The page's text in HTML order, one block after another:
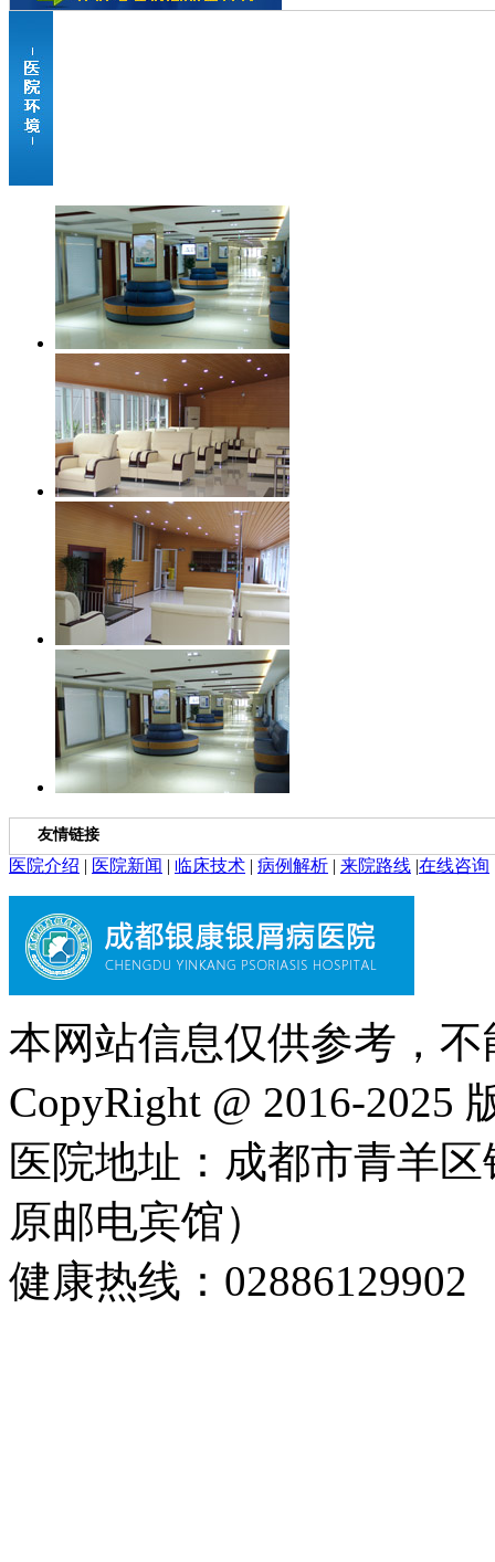
友情链接
医院介绍 | 医院新闻 | 临床技术 | 病例解析 | 来院路线 |在线咨询
本网站信息仅供参考，
CopyRight @ 2016-2025
医院地址：成都市青羊
原邮电宾馆）
健康热线：02886129902